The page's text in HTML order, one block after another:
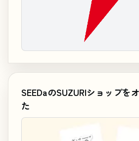
SEEDaのSUZURIショップを
た